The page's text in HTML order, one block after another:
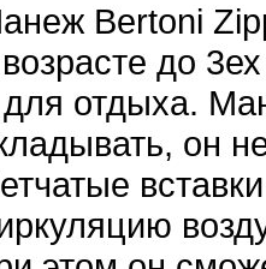
Bertoni
до
отдыха.
он